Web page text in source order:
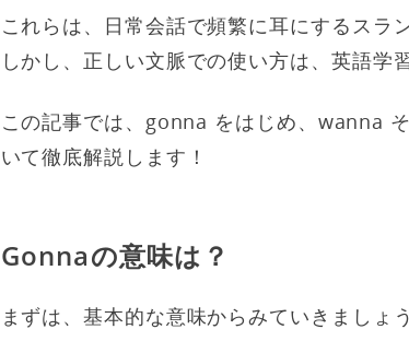
これらは、日常会話で頻繁に耳にするスラ
しかし、正しい文脈での使い方は、英語学
この記事では、gonna をはじめ、wanna
いて徹底解説します！
Gonnaの意味は？
まずは、基本的な意味からみていきましょ